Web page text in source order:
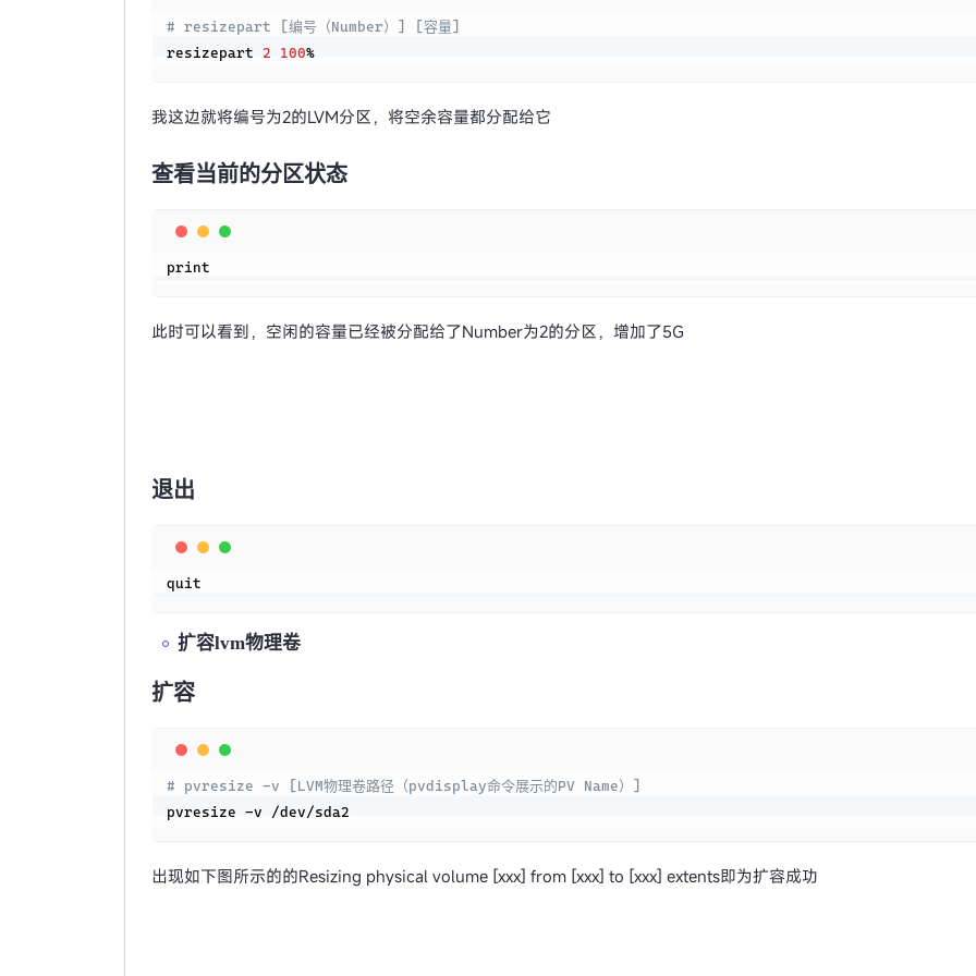
# resizepart [编号（Number）] [容量]
resizepart 2 100%
我这边就将编号为2的LVM分区，将空余容量都分配给它
查看当前的分区状态
print
此时可以看到，空闲的容量已经被分配给了Number为2的分区，增加了5G
退出
quit
扩容lvm物理卷
扩容
# pvresize -v [LVM物理卷路径（pvdisplay命令展示的PV Name）]
pvresize -v /dev/sda2
出现如下图所示的的Resizing physical volume [xxx] from [xxx] to [xxx] extents即为扩容成功